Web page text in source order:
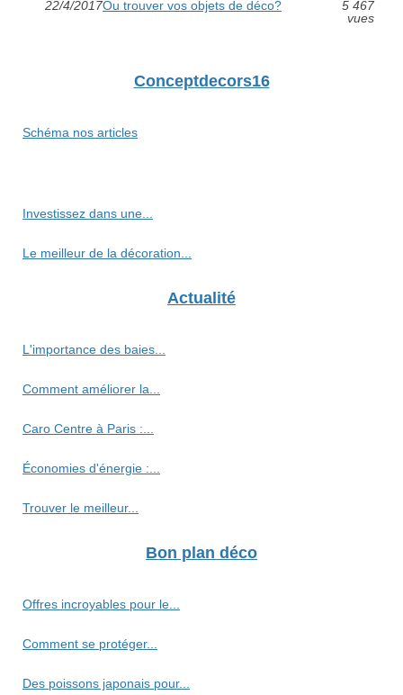
22/4/2017Ou trouver vos objets de déco?
5 467
vues
Conceptdecors16
Schéma nos articles
Investissez dans une...
Le meilleur de la décoration...
Actualité
L'importance des baies...
Comment améliorer la...
Caro Centre à Paris :...
Économies d'énergie :...
Trouver le meilleur...
Bon plan déco
Offres incroyables pour le...
Comment se protéger...
Des poissons japonais pour...